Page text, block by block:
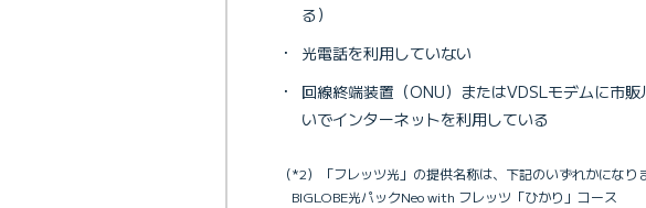
る）
・
光電話を利用していない
・
回線終端装置（ONU）またはVDSLモデムに市
いでインターネットを利用している
（*2）「フレッツ光」の提供名称は、下記のいずれかになり
BIGLOBE光パックNeo with フレッツ「ひかり」コース